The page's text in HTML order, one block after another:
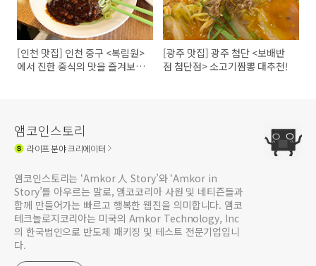
[인천 맛집] 인천 중구 <복림원>
에서 진한 중식의 맛을 즐겨보세
[광주 맛집] 광주 첨단 <보배반
점 첨단점> 소고기짬뽕 대추천!
앰코인스토리
라이프분야 크리에이터
앰코인스토리는 ‘Amkor 人 Story’와 ‘Amkor in
Story’를 아우르는 말로, 앰코코리아 사원 및 네티즌들과
함께 만들어가는 빠르고 행복한 웹진을 의미합니다. 앰코
테크놀로지코리아는 미국의 Amkor Technology, Inc
의 한국법인으로 반도체 패키징 및 테스트 전문기업입니
다.